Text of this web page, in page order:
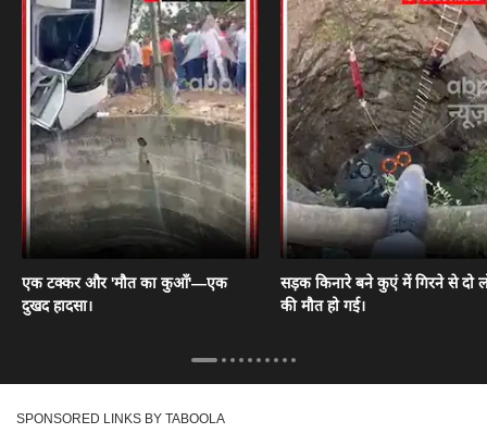
एक टक्कर और 'मौत का कुआँ'—एक
दुखद हादसा।
सड़क किनारे बने कुएं में गिरने से दो
की मौत हो गई।
SPONSORED LINKS BY TABOOLA